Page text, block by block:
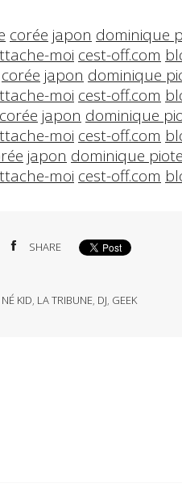
corée japon dominique
moi cest-off.com
corée japon dominique
moi cest-off.com
corée japon dominique
moi cest-off.com
japon dominique
moi cest-off.com
SHARE
NÉ KID, LA TRIBUNE, DJ, GEEK